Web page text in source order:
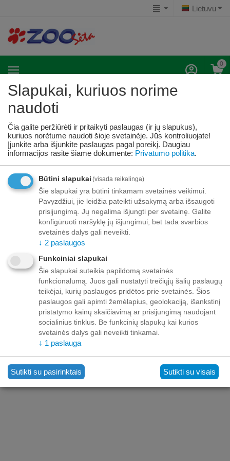
Lietuvu
0
Priežiūros priemonės
Pradžia Graužikams / PRIEŽIŪROS PRIEMONĖS
Pirkėjo sąskaita
Pirkėjo aptarnavimas
Kontaktai
Slapukai, kuriuos norime
naudoti
Čia galite peržiūrėti ir pritaikyti paslaugas (ir jų slapukus),
kuriuos norėtume naudoti šioje svetainėje. Jūs kontroliuojate!
Įjunkite arba išjunkite paslaugas pagal poreikį. Daugiau
informacijos rasite šiame dokumente: Privatumo politika.
Būtini slapukai (visada reikalinga)
Šie slapukai yra būtini tinkamam svetainės veikimui.
Pavyzdžiui, jie leidžia pateikti užsakymą arba išsaugoti
prisijungimą. Jų negalima išjungti per svetainę. Galite
konfigūruoti naršyklę jų išjungimui, bet tada svarbios
svetainės dalys gali neveikti.
↓ 2 paslaugos
Funkciniai slapukai
Šie slapukai suteikia papildomą svetainės
funkcionalumą. Juos gali nustatyti trečiųjų šalių paslaugų
teikėjai, kurių paslaugos pridėtos prie svetainės. Šios
paslaugos gali apimti žemėlapius, geolokaciją, išankstinį
pristatymo kainų skaičiavimą ar prisijungimą naudojant
socialinius tinklus. Be funkcinių slapukų kai kurios
svetainės dalys gali neveikti tinkamai.
↓ 1 paslauga
Sutikti su pasirinktais Sutikti su visais